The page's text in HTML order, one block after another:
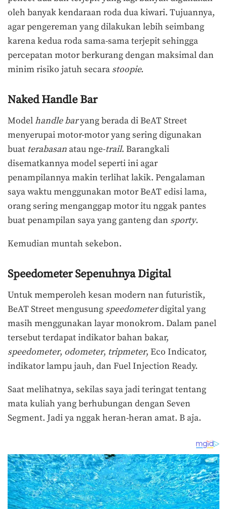
oleh banyak kendaraan roda dua kiwari. Tujuannya,
agar pengereman yang dilakukan lebih seimbang
karena kedua roda sama-sama terjepit sehingga
percepatan motor berkurang dengan maksimal dan
minim risiko jatuh secara stoopie.
Naked Handle Bar
Modelhandle baryang berada di BeAT Street
menyerupai motor-motor yang sering digunakan
buat terabasanatau nge-trail. Barangkali
disematkannya model seperti ini agar
penampilannya makin terlihat lakik. Pengalaman
saya waktu menggunakan motor BeAT edisi lama,
orang sering menganggap motor itu nggak pantes
buat penampilan saya yang ganteng dan sporty.
Kemudian muntah sekebon.
Speedometer Sepenuhnya Digital
Untuk memperoleh kesan modern nan futuristik,
BeAT Street mengusung speedometerdigital yang
masih menggunakan layar monokrom. Dalam panel
tersebut terdapat indikator bahan bakar,
speedometer, odometer, tripmeter, Eco Indicator,
indikator lampu jauh, dan Fuel Injection Ready.
Saat melihatnya, sekilas saya jadi teringat tentang
mata kuliah yang berhubungan dengan Seven
Segment. Jadi ya nggak heran-heran amat. B aja.